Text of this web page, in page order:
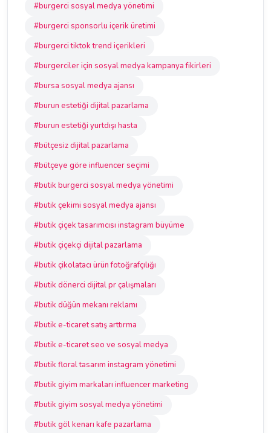
#burgerci sosyal medya yönetimi
#burgerci sponsorlu içerik üretimi
#burgerci tiktok trend içerikleri
#burgerciler için sosyal medya kampanya fikirleri
#bursa sosyal medya ajansı
#burun estetiği dijital pazarlama
#burun estetiği yurtdışı hasta
#bütçesiz dijital pazarlama
#bütçeye göre influencer seçimi
#butik burgerci sosyal medya yönetimi
#butik çekimi sosyal medya ajansı
#butik çiçek tasarımcısı instagram büyüme
#butik çiçekçi dijital pazarlama
#butik çikolatacı ürün fotoğrafçılığı
#butik dönerci dijital pr çalışmaları
#butik düğün mekanı reklamı
#butik e-ticaret satış arttırma
#butik e-ticaret seo ve sosyal medya
#butik floral tasarım instagram yönetimi
#butik giyim markaları influencer marketing
#butik giyim sosyal medya yönetimi
#butik göl kenarı kafe pazarlama